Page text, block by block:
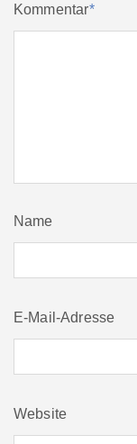
Kommentar*
Name
E-Mail-Adresse
Website